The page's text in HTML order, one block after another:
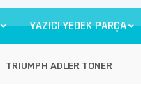
YAZICI YEDEK PARÇA
TRIUMPH ADLER TONER